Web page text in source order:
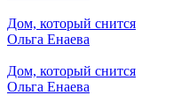
Дом, который снится
Ольга Енаева
Дом, который снится
Ольга Енаева